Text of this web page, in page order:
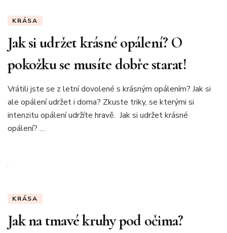
KRÁSA
Jak si udržet krásné opálení? O
pokožku se musíte dobře starat!
Vrátili jste se z letní dovolené s krásným opálením? Jak si
ale opálení udržet i doma? Zkuste triky, se kterými si
intenzitu opálení udržíte hravě. Jak si udržet krásné
opálení? …
KRÁSA
Jak na tmavé kruhy pod očima?